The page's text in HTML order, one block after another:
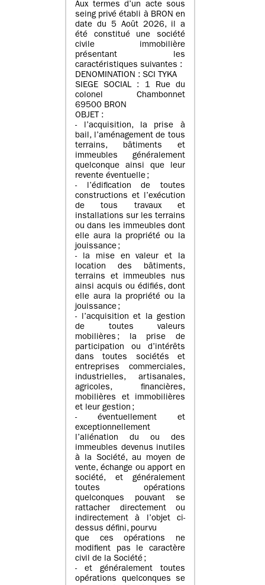
Aux termes d’un acte sous
seing privé établi à BRON en
date du 5 Août 2026, il a
été constitué une société
civile immobilière
présentant les
caractéristiques suivantes :
DENOMINATION : SCI TYKA
SIEGE SOCIAL : 1 Rue du
colonel Chambonnet
69500 BRON
OBJET :
- l’acquisition, la prise à
bail, l’aménagement de tous
terrains, bâtiments et
immeubles généralement
quelconque ainsi que leur
revente éventuelle ;
- l’édification de toutes
constructions et l’exécution
de tous travaux et
installations sur les terrains
ou dans les immeubles dont
elle aura la propriété ou la
jouissance ;
- la mise en valeur et la
location des bâtiments,
terrains et immeubles nus
ainsi acquis ou édifiés, dont
elle aura la propriété ou la
jouissance ;
- l’acquisition et la gestion
de toutes valeurs
mobilières ; la prise de
participation ou d’intérêts
dans toutes sociétés et
entreprises commerciales,
industrielles, artisanales,
agricoles, financières,
mobilières et immobilières
et leur gestion ;
- éventuellement et
exceptionnellement
l’aliénation du ou des
immeubles devenus inutiles
à la Société, au moyen de
vente, échange ou apport en
société, et généralement
toutes opérations
quelconques pouvant se
rattacher directement ou
indirectement à l’objet ci-
dessus défini, pourvu
que ces opérations ne
modifient pas le caractère
civil de la Société ;
- et généralement toutes
opérations quelconques se